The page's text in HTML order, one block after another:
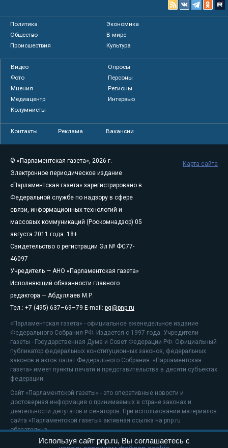
Политика
Экономика
Общество
В мире
Происшествия
Культура
Видео
Опросы
Фото
Персоны
Мнения
Регионы
Медиацентр
Интервью
Колумнисты
Контакты Реклама Вакансии
© «Парламентская газета», 2026 г.
Электронное периодическое издание
«Парламентская газета» зарегистрировано в
Федеральной службе по надзору в сфере
связи, информационных технологий и
массовых коммуникаций (Роскомнадзор) 05
августа 2011 года. 18+
Свидетельство о регистрации Эл № ФС77-
46097
Учредитель — АНО «Парламентская газета»
Исполняющий обязанности главного
редактора — Абдуллаев М.Р.
Тел.: +7 (495) 637–69–79 E-mail: pg@pnp.ru
«Парламентская газета» - официальное еженедельное издание
Федерального Собрания РФ. Издается с 1997 года. Учредители
газеты - Государственная Дума и Совет Федерации РФ. Официальный
публикатор федеральных конституционных законов, федеральных
законов и актов палат Федерального Собрания. «Парламентская
газета» имеет пункты печати и представительства в десяти субъектах
федерации.
Сайт «Парламентской газеты» - это оперативные новости и
достоверная информация о принимаемых в стране законах и
деятельности депутатов и сенаторов. При использовании материалов
сайта «Парламентской газеты» активная ссылка на pnp.ru
обязательна.
На информационном ресурсе применяютсярекомендательные
Карта сайта
Используя сайт pnp.ru, Вы соглашаетесь с